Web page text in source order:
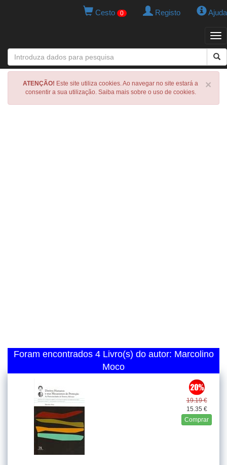
Cesto 0 Registo Ajuda
×
ATENÇÃO! Este site utiliza cookies. Ao navegar no site estará a
consentir a sua utilização. Saiba mais sobre o uso de cookies.
Foram encontrados 4 Livro(s) do autor: Marcolino
Moco
19.19 €
15.35 €
Comprar